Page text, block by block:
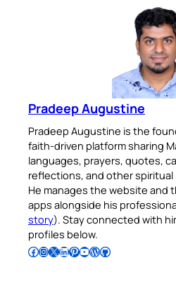
Pradeep Augustine
Pradeep Augustine is the
faith-driven platform sharing
languages, prayers, quotes,
reflections, and other spiritual
He manages the website and
apps alongside his
story). Stay connected with
profiles below.
Follow Pradeep on Facebook Follow Pradeep on InstagramFollow Pradeep on X Follow Pradeep on LinkedIn Follow Pradeep on Pinterest Subscribe to Pradeep’s Youtube Channel Follow Pradeep on WordPress Follow Pradeep on GitHub